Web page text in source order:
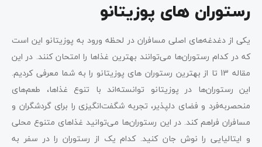
رستوران های پوزیتانو
یکی از دغدغه‌های اصلی مسافران در لحظه ورود به پوزیتانو این است
که در کدام رستوران‌ها می‌توانند بهترین غذاها را امتحان کنند. در این
مقاله 13 تا از بهترین رستوران‌ های پوزیتانو را به شما معرفی کردیم.
این رستوران‌ها در پوزیتانو توانسته‌اند با تنوع غذا‌ها، طعم‌های
منحصر‌به‌فرد و فضای دلپذیر، تجربه شگفت‌انگیزی را برای گردشگران و
مسافران فراهم کند. در این رستوران‌ها می‌توانید غذاهای متنوع محلی
و ایتالیایی را نوش جان کنید. کدام یک از رستوران را در سفر به